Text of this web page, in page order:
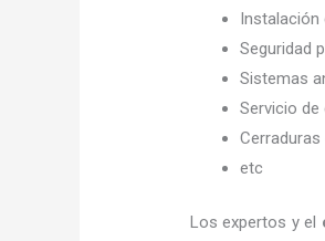
Instalación
Seguridad
Sistemas
Servicio de
etc
Los expertos y el